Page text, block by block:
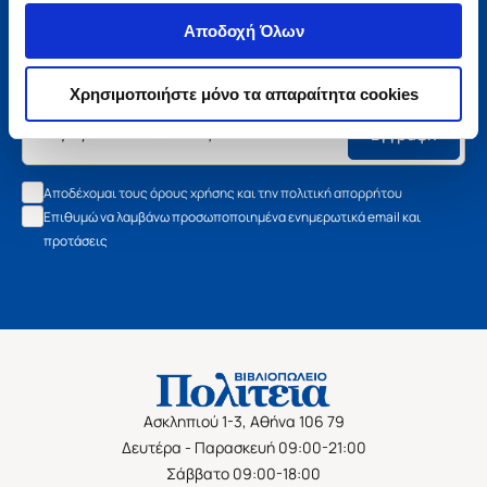
Αποδοχή Όλων
Χρησιμοποιήστε μόνο τα απαραίτητα cookies
Μάθετε τα νέα της Πολιτείας
Εγγραφείτε στο newsletter μας και μάθετε πρώτοι όλα τα
νέα βιβλία, τις εξαιρετικές τιμές και τις εκδηλώσεις μας.
Εγγραφή
Αποδέχομαι τους όρους χρήσης και την πολιτική απορρήτου
Επιθυμώ να λαμβάνω προσωποποιημένα ενημερωτικά email και
προτάσεις
Ασκληπιού 1-3, Αθήνα 106 79
Δευτέρα - Παρασκευή 09:00-21:00
Σάββατο 09:00-18:00